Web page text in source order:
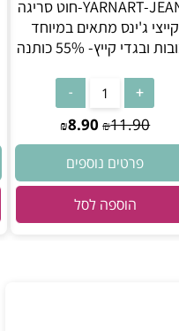
YARNART-JEANS-חוט סריגה
קייצי ג'ינס מתאים במיוחד
לבובות ובגדי קייץ- 55% כותנה
₪11.90
₪8.90
פרטים נוספים
הוספה לסל